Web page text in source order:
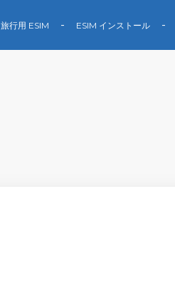
旅行用 ESIM ESIM インストール